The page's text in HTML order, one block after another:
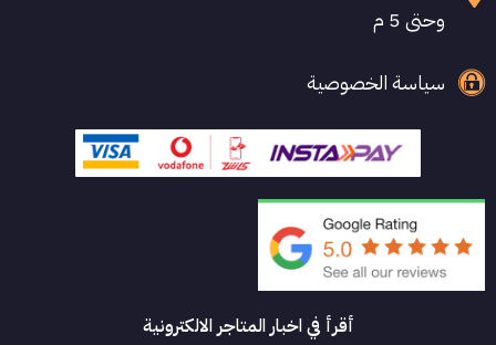
وحتى 5 م
سياسة الخصوصية
أقرأ في اخبار المتاجر الالكترونية